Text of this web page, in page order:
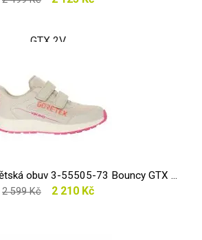
obuv 3-55505-73 Bouncy GTX ...
2 599 Kč 2 210 Kč